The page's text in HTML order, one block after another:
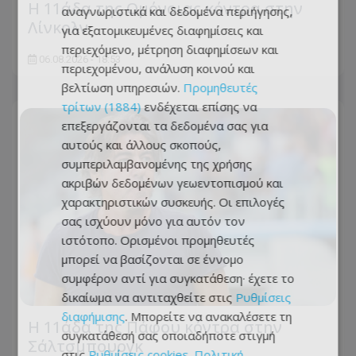
Η 11άδα της Ομόνοιας κόντρα στην
Λίνκολν
06.08.2026 - 18:53
Η 11άδα της Πάφου κόντρα στην
Σάλτσμπουργκ
αναγνωριστικά και δεδομένα περιήγησης,
για εξατομικευμένες διαφημίσεις και
περιεχόμενο, μέτρηση διαφημίσεων και
περιεχομένου, ανάλυση κοινού και
βελτίωση υπηρεσιών. Προμηθευτές
τρίτων (1884)ενδέχεται επίσης να
επεξεργάζονται τα δεδομένα σας για
αυτούς και άλλους σκοπούς,
συμπεριλαμβανομένης της χρήσης
ακριβών δεδομένων γεωεντοπισμού και
χαρακτηριστικών συσκευής. Οι επιλογές
σας ισχύουν μόνο για αυτόν τον
ιστότοπο. Ορισμένοι προμηθευτές
μπορεί να βασίζονται σε έννομο
συμφέρον αντί για συγκατάθεση· έχετε το
δικαίωμα να αντιταχθείτε στις Ρυθμίσεις
διαφήμισης. Μπορείτε να ανακαλέσετε τη
συγκατάθεσή σας οποιαδήποτε στιγμή